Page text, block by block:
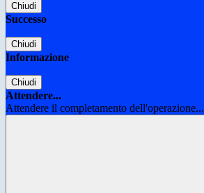
Chiudi
Successo
Chiudi
Informazione
Chiudi
Attendere...
Attendere il completamento dell'operazione...